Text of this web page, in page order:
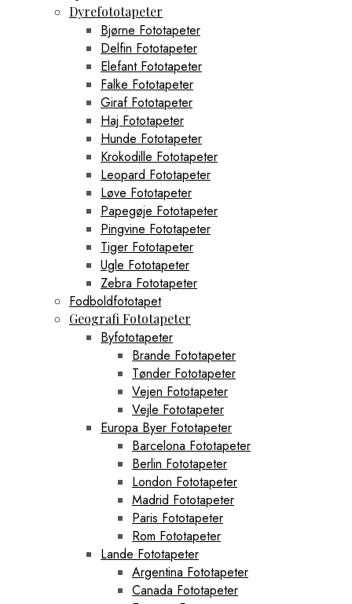
Dyrefototapeter
Bjørne Fototapeter
Delfin Fototapeter
Elefant Fototapeter
Falke Fototapeter
Giraf Fototapeter
Haj Fototapeter
Hunde Fototapeter
Krokodille Fototapeter
Leopard Fototapeter
Løve Fototapeter
Papegøje Fototapeter
Pingvine Fototapeter
Tiger Fototapeter
Ugle Fototapeter
Zebra Fototapeter
Fodboldfototapet
Geografi Fototapeter
Byfototapeter
Brande Fototapeter
Tønder Fototapeter
Vejen Fototapeter
Vejle Fototapeter
Europa Byer Fototapeter
Barcelona Fototapeter
Berlin Fototapeter
London Fototapeter
Madrid Fototapeter
Paris Fototapeter
Rom Fototapeter
Lande Fototapeter
Argentina Fototapeter
Canada Fototapeter